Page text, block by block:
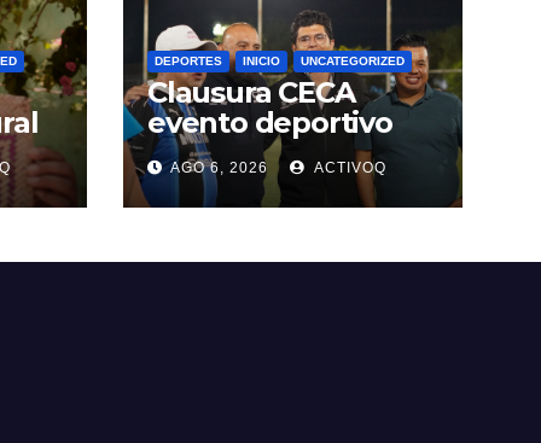
DEPORTES INICIO UNCATEGORIZED
Clausura CECA
evento deportivo
enfocado en la
prevención y
tratamiento de
AGO 6, 2026 ACTIVOQ